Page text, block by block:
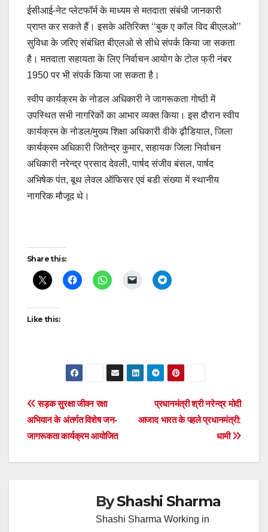
ईसीआई-नेट प्लेटफॉर्म के माध्यम से मतदाता संबंधी जानकारी
प्राप्त कर सकते हैं। इसके अतिरिक्त ‘‘बुक ए कॉल विद बीएलओ’’
सुविधा के जरिए संबंधित बीएलओ से सीधे संपर्क किया जा सकता
है। मतदाता सहायता के लिए निर्वाचन आयोग के टोल फ्री नंबर
1950 पर भी संपर्क किया जा सकता है।
स्वीप कार्यक्रम के नोडल अधिकारी ने जागरूकता गोष्ठी में
उपस्थित सभी नागरिकों का आभार व्यक्त किया। इस दौरान स्वीप
कार्यक्रम के नोडल/मुख्य शिक्षा अधिकारी वीके ढ़ौडियाल, जिला
कार्यक्रम अधिकारी जितेन्द्र कुमार, सहायक जिला निर्वाचन
अधिकारी नरेन्द्र प्रसाद देवली, पार्षद संजीव बंसल, पार्षद
अभिषेक पंत, बूथ लेवल ऑफिसर एवं बडी संख्या में स्थानीय
नागरिक मौजूद थे।
Post
navigation
Share this:
Like this:
Post
navigation
प्रधानमंत्री श्री नरेन्द्र मोदी
आजाद भारत के पहले प्रधानमंत्री:
धामी
सड़क सुरक्षा जीवन रक्षा
अभियान के अंतर्गत विशेष जन-
जागरूकता कार्यक्रम आयोजित
ByShashi Sharma
Shashi Sharma Working in